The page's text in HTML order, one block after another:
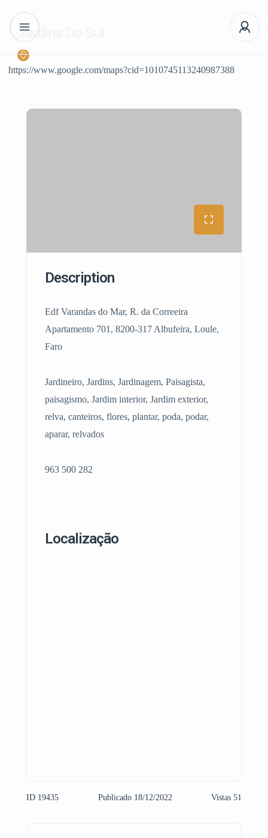
Jardins Do Sul
https://www.google.com/maps?cid=1010745113240987388
Description
Edf Varandas do Mar, R. da Correeira
Apartamento 701, 8200-317 Albufeira, Loule,
Faro
Jardineiro, Jardins, Jardinagem, Paisagista,
paisagismo, Jardim interior, Jardim exterior,
relva, canteiros, flores, plantar, poda, podar,
aparar, relvados
963 500 282
Localização
ID 19435 Publicado 18/12/2022 Vistas 51